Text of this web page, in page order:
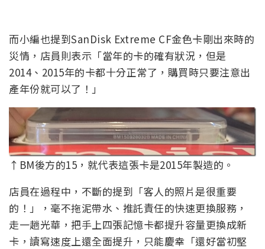
而小編也提到SanDisk Extreme CF金色卡剛出來時的
災情，店員則表示「當年的卡的確有狀況，但是
2014、2015年的卡都十分正常了，購買時只要注意出
產年份就可以了！」
↑BM後方的15，就代表這張卡是2015年製造的。
店員在過程中，不斷的提到「客人的照片是很重要
的！」，毫不拖泥帶水、推託責任的快速更換服務，
走一趟光華，把手上四張記憶卡都提升容量更換成新
卡，讀寫速度上還全面提升，只能慶幸「還好當初堅